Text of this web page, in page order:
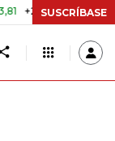
TASA DE USURA
SUSCRÍBASE